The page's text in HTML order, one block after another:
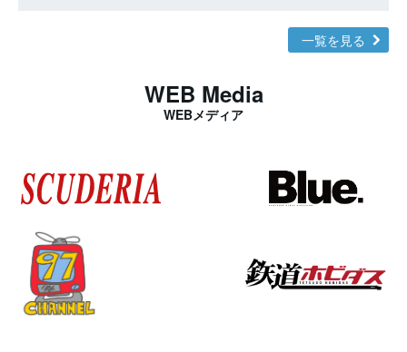
一覧を見る
WEB Media
WEBメディア